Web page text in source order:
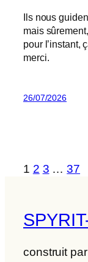
Ils nous
mais
pour l’instant,
merci.
26/07/2026
1 2 3 … 37
construit